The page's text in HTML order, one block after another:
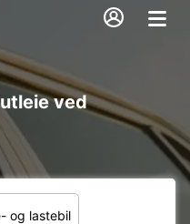
ved
og lastebil